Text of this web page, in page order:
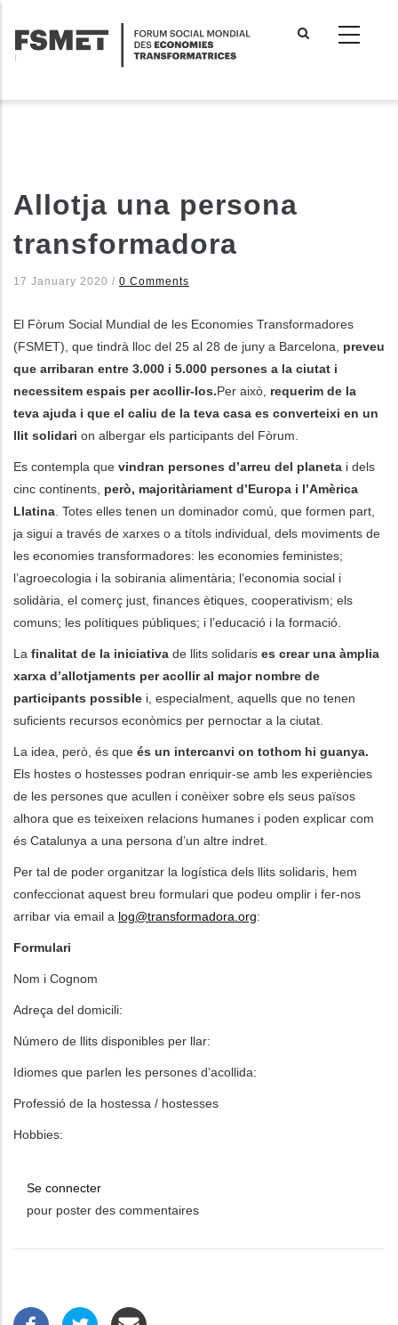
contenu
actions supplémentaires
Allotja una persona
transformadora
17 January 2020 / 0 Comments
El Fòrum Social Mundial de les Economies Transformadores
(FSMET), que tindrà lloc del 25 al 28 de juny a Barcelona, preveu
que arribaran entre 3.000 i 5.000 persones a la ciutat i
necessitem espais per acollir-los.Per això, requerim de la
teva ajuda i que el caliu de la teva casa es converteixi en un
llit solidari on albergar els participants del Fòrum.
Es contempla que vindran persones d’arreu del planeta i dels
cinc continents, però, majoritàriament d’Europa i l’Amèrica
Llatina . Totes elles tenen un dominador comú, que formen part,
ja sigui a través de xarxes o a títols individual, dels moviments de
les economies transformadores: les economies feministes;
l’agroecologia i la sobirania alimentària; l’economia social i
solidària, el comerç just, finances ètiques, cooperativism; els
comuns; les polítiques públiques; i l’educació i la formació.
La finalitat de la iniciativa de llits solidaris es crear una àmplia
xarxa d’allotjaments per acollir al major nombre de
participants possible i, especialment, aquells que no tenen
suficients recursos econòmics per pernoctar a la ciutat.
La idea, però, és que és un intercanvi on tothom hi guanya.
Els hostes o hostesses podran enriquir-se amb les experiències
de les persones que acullen i conèixer sobre els seus països
alhora que es teixeixen relacions humanes i poden explicar com
és Catalunya a una persona d’un altre indret.
Per tal de poder organitzar la logística dels llits solidaris, hem
confeccionat aquest breu formulari que podeu omplir i fer-nos
arribar via email a log@transformadora.org:
Formulari
Nom i Cognom
Adreça del domicili:
Número de llits disponibles per llar:
Idiomes que parlen les persones d’acollida:
Professió de la hostessa / hostesses
Hobbies:
Se connecter
pour poster des commentaires